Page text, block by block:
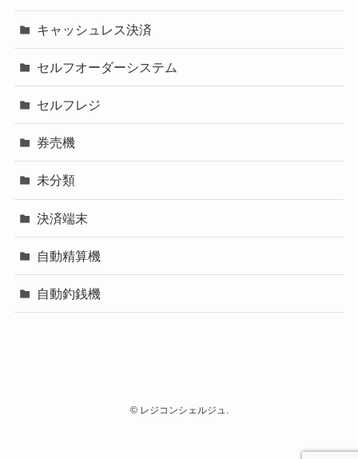
キャッシュレス決済
セルフオーダーシステム
セルフレジ
券売機
未分類
決済端末
自動精算機
自動釣銭機
©レジコンシェルジュ.